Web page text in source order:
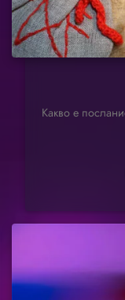
Какво е